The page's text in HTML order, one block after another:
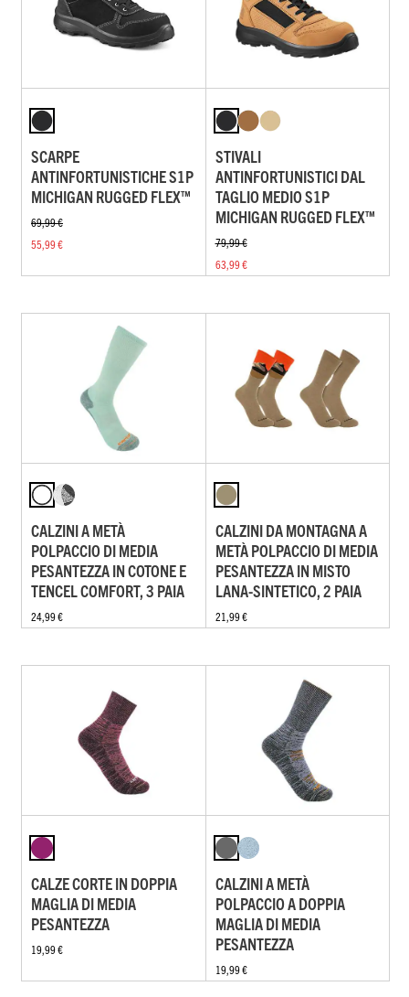
SCARPE
ANTINFORTUNISTICHE S1P
MICHIGAN RUGGED FLEX™
69,99 €
55,99 €
STIVALI
ANTINFORTUNISTICI DAL
TAGLIO MEDIO S1P
MICHIGAN RUGGED FLEX™
79,99 €
63,99 €
CALZINI A METÀ
POLPACCIO DI MEDIA
PESANTEZZA IN COTONE E
TENCEL COMFORT, 3 PAIA
24,99 €
CALZINI DA MONTAGNA A
METÀ POLPACCIO DI MEDIA
PESANTEZZA IN MISTO
LANA-SINTETICO, 2 PAIA
21,99 €
CALZE CORTE IN DOPPIA
MAGLIA DI MEDIA
PESANTEZZA
19,99 €
CALZINI A METÀ
POLPACCIO A DOPPIA
MAGLIA DI MEDIA
PESANTEZZA
19,99 €